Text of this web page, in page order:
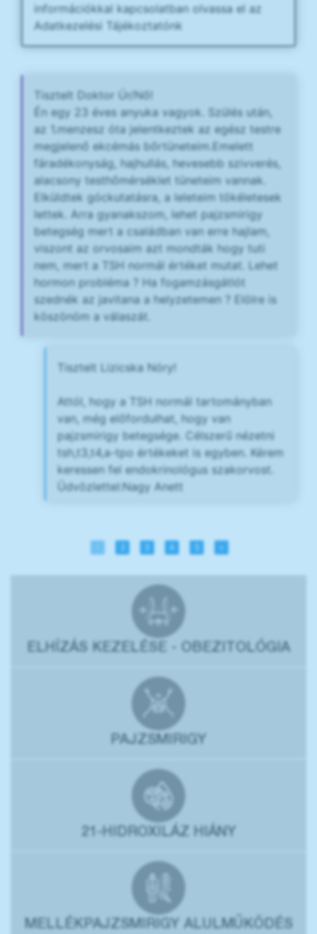
információkkal kapcsolatban olvassa el az
Adatkezelési Tájékoztatónk
Tisztelt Doktor Úr/Nő!
Én egy 23 éves anyuka vagyok. Szülés után,
az 1.menzesz óta jelentkeztek az egész testre
megjelenő ekcémás bőrtüneteim.Emelett
fáradékonyság, hajhullás, hevesebb szivverés,
alacsony testhőmérséklet tüneteim vannak.
Elküldtek góckutatásra, a leleteim tökéletesek
lettek. Arra gyanakszom, lehet pajzsmirigy
betegség mert a családban van erre hajlam,
viszont az orvosaim azt mondták hogy tuti
nem, mert a TSH normál értéket mutat. Lehet
hormon probléma ? Ha fogamzásgátlót
szednék az javitana a helyzetemen ? Elölre is
köszönöm a válaszát.
Tisztelt Lizicska Nóry!
Attól, hogy a TSH normál tartományban
van, még előfordulhat, hogy van
pajzsmirigy betegsége. Célszerű nézetni
tsh,t3,t4,a-tpo értékeket is egyben. Kérem
keressen fel endokrinológus szakorvost.
Üdvözlettel:Nagy Anett
4 »
ELHÍZÁS KEZELÉSE - OBEZITOLÓGIA
PAJZSMIRIGY
21-HIDROXILÁZ HIÁNY
MELLÉKPAJZSMIRIGY ALULMŰKÖDÉS